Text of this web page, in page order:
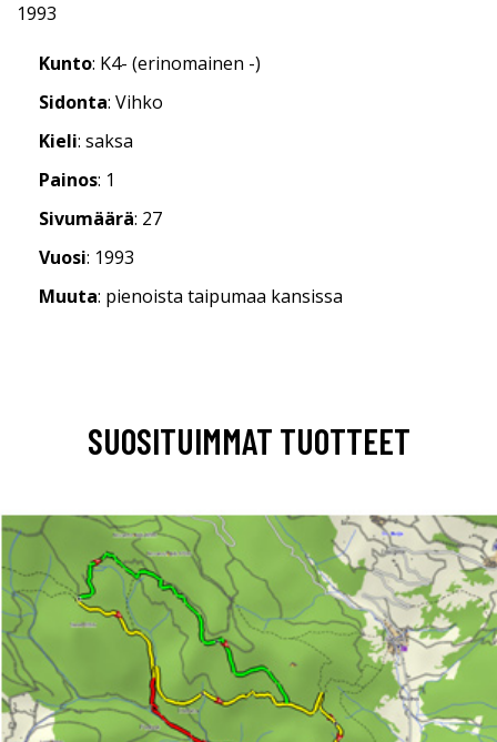
1993
Kunto: K4- (erinomainen -)
Sidonta: Vihko
Kieli: saksa
Painos: 1
Sivumäärä: 27
Vuosi: 1993
Muuta: pienoista taipumaa kansissa
SUOSITUIMMAT TUOTTEET